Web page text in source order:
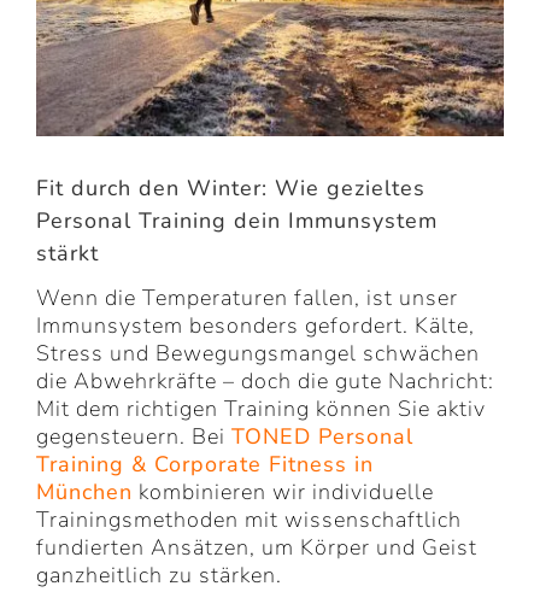
Fit durch den Winter: Wie gezieltes
Personal Training dein Immunsystem
stärkt
Wenn die Temperaturen fallen, ist unser
Immunsystem besonders gefordert. Kälte,
Stress und Bewegungsmangel schwächen
die Abwehrkräfte – doch die gute Nachricht:
Mit dem richtigen Training können Sie aktiv
gegensteuern. Bei TONED Personal
Training & Corporate Fitness in
München kombinieren wir individuelle
Trainingsmethoden mit wissenschaftlich
fundierten Ansätzen, um Körper und Geist
ganzheitlich zu stärken.